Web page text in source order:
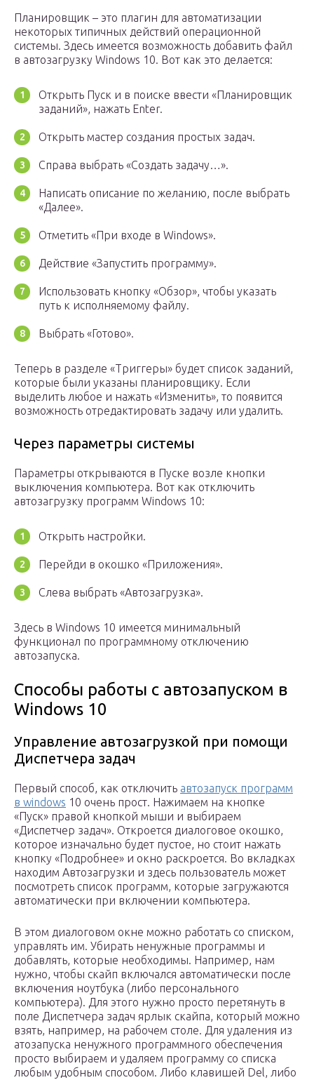
Планировщик – это плагин для автоматизации
некоторых типичных действий операционной
системы. Здесь имеется возможность добавить файл
в автозагрузку Windows 10. Вот как это делается:
Открыть Пуск и в поиске ввести «Планировщик
заданий», нажать Enter.
Открыть мастер создания простых задач.
Справа выбрать «Создать задачу…».
Написать описание по желанию, после выбрать
«Далее».
Отметить «При входе в Windows».
Действие «Запустить программу».
Использовать кнопку «Обзор», чтобы указать
путь к исполняемому файлу.
Выбрать «Готово».
Теперь в разделе «Триггеры» будет список заданий,
которые были указаны планировщику. Если
выделить любое и нажать «Изменить», то появится
возможность отредактировать задачу или удалить.
Через параметры системы
Параметры открываются в Пуске возле кнопки
выключения компьютера. Вот как отключить
автозагрузку программ Windows 10:
Открыть настройки.
Перейди в окошко «Приложения».
Слева выбрать «Автозагрузка».
Здесь в Windows 10 имеется минимальный
функционал по программному отключению
автозапуска.
Способы работы с автозапуском в
Windows 10
Управление автозагрузкой при помощи
Диспетчера задач
Первый способ, как отключить автозапуск программ
в windows 10 очень прост. Нажимаем на кнопке
«Пуск» правой кнопкой мыши и выбираем
«Диспетчер задач». Откроется диалоговое окошко,
которое изначально будет пустое, но стоит нажать
кнопку «Подробнее» и окно раскроется. Во вкладках
находим Автозагрузки и здесь пользователь может
посмотреть список программ, которые загружаются
автоматически при включении компьютера.
В этом диалоговом окне можно работать со списком,
управлять им. Убирать ненужные программы и
добавлять, которые необходимы. Например, нам
нужно, чтобы скайп включался автоматически после
включения ноутбука (либо персонального
компьютера). Для этого нужно просто перетянуть в
поле Диспетчера задач ярлык скайпа, который можно
взять, например, на рабочем столе. Для удаления из
атозапуска ненужного программного обеспечения
просто выбираем и удаляем программу со списка
любым удобным способом. Либо клавишей Del, либо